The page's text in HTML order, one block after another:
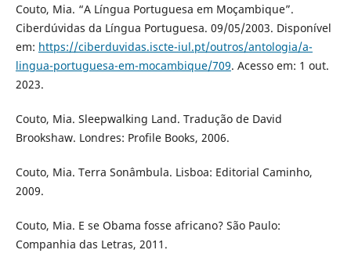
Couto, Mia. “A Língua Portuguesa em Moçambique”.
Ciberdúvidas da Língua Portuguesa. 09/05/2003. Disponível
em: https://ciberduvidas.iscte-iul.pt/outros/antologia/a-
lingua-portuguesa-em-mocambique/709. Acesso em: 1 out.
2023.
Couto, Mia. Sleepwalking Land. Tradução de David
Brookshaw. Londres: Profile Books, 2006.
Couto, Mia. Terra Sonâmbula. Lisboa: Editorial Caminho,
2009.
Couto, Mia. E se Obama fosse africano? São Paulo:
Companhia das Letras, 2011.